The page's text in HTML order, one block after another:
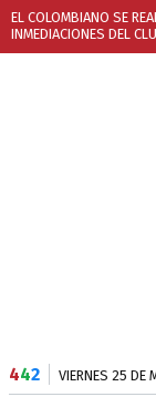
EL COLOMBIANO SE
INMEDIACIONES DEL
442 VIERNES 25 DE